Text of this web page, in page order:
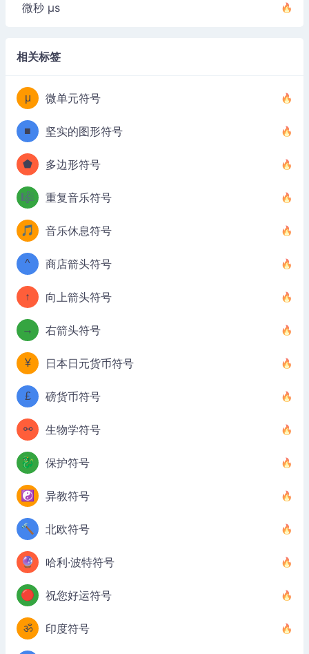
微秒 µs
相关标签
μ 微单元符号
■ 坚实的图形符号
⬟ 多边形符号
🎼 重复音乐符号
🎵 音乐休息符号
^ 商店箭头符号
↑ 向上箭头符号
→ 右箭头符号
¥ 日本日元货币符号
£ 磅货币符号
⚯ 生物学符号
🐉 保护符号
☯️ 异教符号
🔨 北欧符号
🔮 哈利·波特符号
🔴 祝您好运符号
ॐ 印度符号